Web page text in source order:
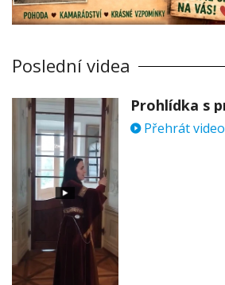
Poslední videa
Přehrát video